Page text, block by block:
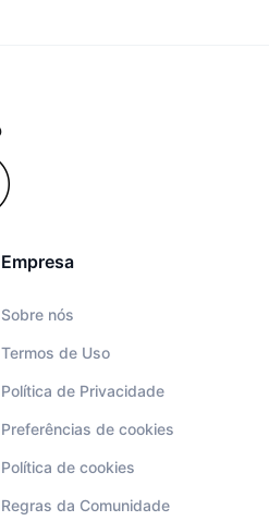
Empresa
Sobre nós
Termos de Uso
Política de Privacidade
Preferências de cookies
Política de cookies
Regras da Comunidade